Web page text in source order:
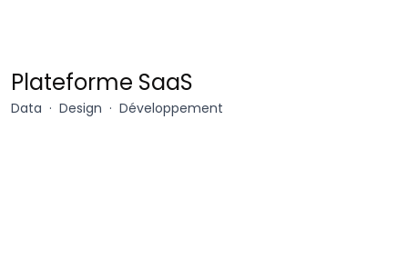
API
Siren
Plateforme SaaS
Data Design Développement